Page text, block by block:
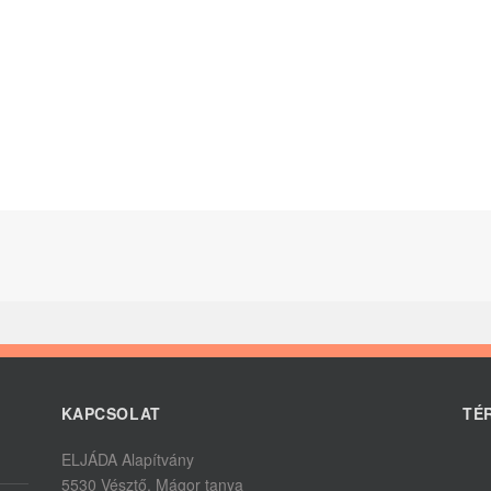
KAPCSOLAT
ELJÁDA Alapítvány
5530 Vésztő, Mágor tanya